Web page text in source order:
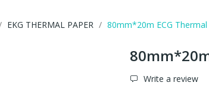
EKG THERMAL PAPER 80mm*20m ECG
Write a review